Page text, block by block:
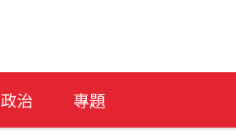
政治 專題